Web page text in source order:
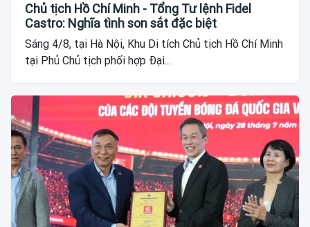
Chủ tịch Hồ Chí Minh - Tổng Tư lệnh Fidel
Castro: Nghĩa tình son sắt đặc biệt
Sáng 4/8, tại Hà Nội, Khu Di tích Chủ tịch Hồ Chí Minh
tại Phủ Chủ tịch phối hợp Đại...